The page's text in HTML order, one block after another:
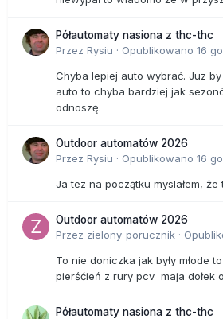
Półautomaty nasiona z thc-thc
Przez Rysiu · Opublikowano 16
Chyba lepiej auto wybrać. Juz by
auto to chyba bardziej jak
odnoszę.
Outdoor automatów 2026
Przez Rysiu · Opublikowano 16
Ja tez na początku myslałem,
Outdoor automatów 2026
Przez zielony_porucznik ·
To nie doniczka jak były młode
pierśćień z rury pcv maja dołek
Półautomaty nasiona z thc-thc